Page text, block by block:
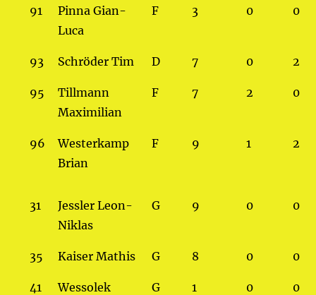
91
Pinna Gian-
Luca
F 3 0 0
93 Schröder Tim D 7 0 2
95
Tillmann
Maximilian
F 7 2 0
96
Westerkamp
Brian
F 9 1 2
31
Jessler Leon-
Niklas
G 9 0 0
35 Kaiser Mathis G 8 0 0
41
Wessolek
G 1 0 0